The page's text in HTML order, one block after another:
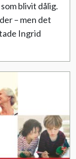
blivit dålig.
– men det
Ingrid